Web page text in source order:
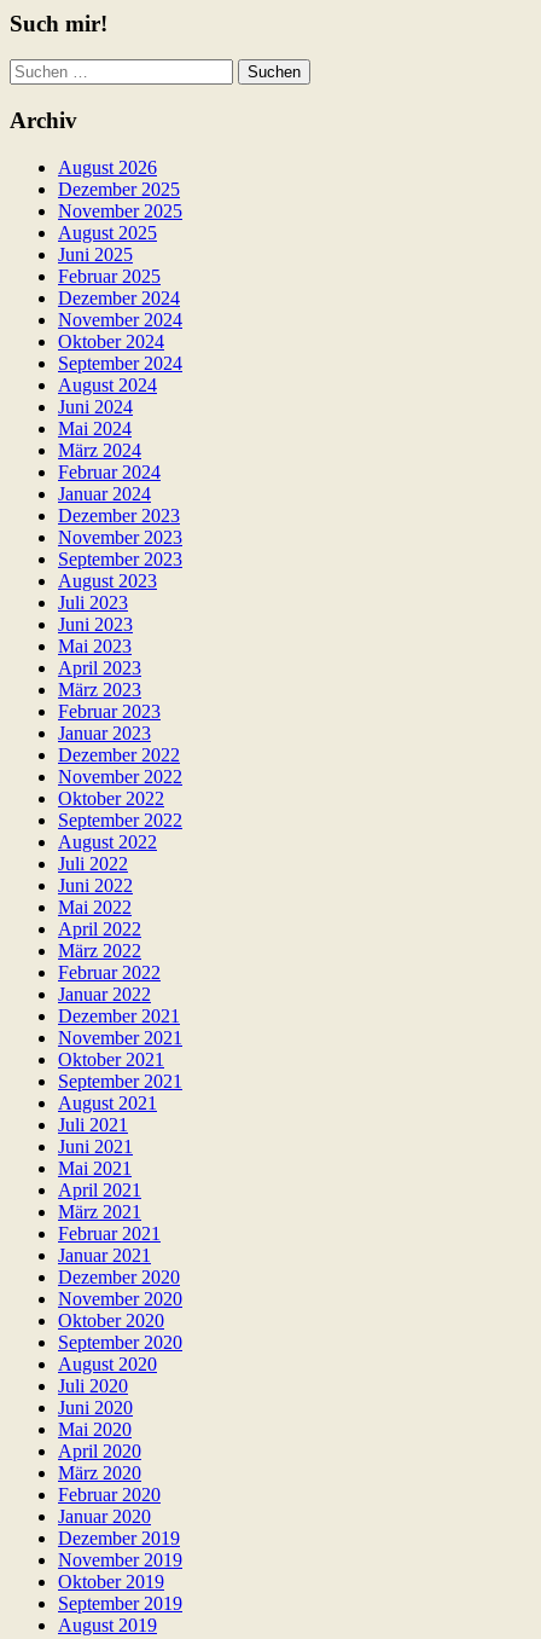
Such mir!
Suchen
nach:
Archiv
August 2026
Dezember 2025
November 2025
August 2025
Juni 2025
Februar 2025
Dezember 2024
November 2024
Oktober 2024
September 2024
August 2024
Juni 2024
Mai 2024
März 2024
Februar 2024
Januar 2024
Dezember 2023
November 2023
September 2023
August 2023
Juli 2023
Juni 2023
Mai 2023
April 2023
März 2023
Februar 2023
Januar 2023
Dezember 2022
November 2022
Oktober 2022
September 2022
August 2022
Juli 2022
Juni 2022
Mai 2022
April 2022
März 2022
Februar 2022
Januar 2022
Dezember 2021
November 2021
Oktober 2021
September 2021
August 2021
Juli 2021
Juni 2021
Mai 2021
April 2021
März 2021
Februar 2021
Januar 2021
Dezember 2020
November 2020
Oktober 2020
September 2020
August 2020
Juli 2020
Juni 2020
Mai 2020
April 2020
März 2020
Februar 2020
Januar 2020
Dezember 2019
November 2019
Oktober 2019
September 2019
August 2019